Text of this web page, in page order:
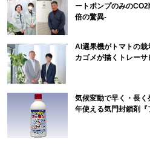
ートポンプのみの
倍の驚異-
AI選果機がトマトの
カゴメが描くトレー
気候変動で早く・長
年使える気門封鎖剤『